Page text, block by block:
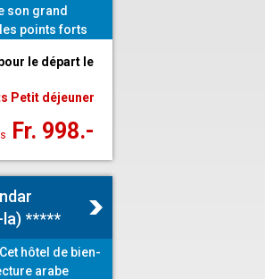
son grand
points forts
le départ le
Petit déjeuner
Fr. 998.-
la) *****
Cet hôtel de bien-
arabe